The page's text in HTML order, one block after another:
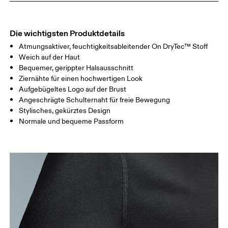
TAILLE 67 68 — 73 74
Horizontal verschieben, um mehr zu sehen
So misst du richtig
Die wichtigsten Produktdetails
Atmungsaktiver, feuchtigkeitsableitender On DryTec™ Stoff
Weich auf der Haut
Bequemer, gerippter Halsausschnitt
Ziernähte für einen hochwertigen Look
Aufgebügeltes Logo auf der Brust
Angeschrägte Schulternaht für freie Bewegung
Stylisches, gekürztes Design
Normale und bequeme Passform